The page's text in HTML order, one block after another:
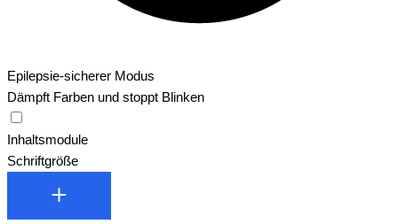
Epilepsie-sicherer Modus
Dämpft Farben und stoppt Blinken
Inhaltsmodule
Schriftgröße